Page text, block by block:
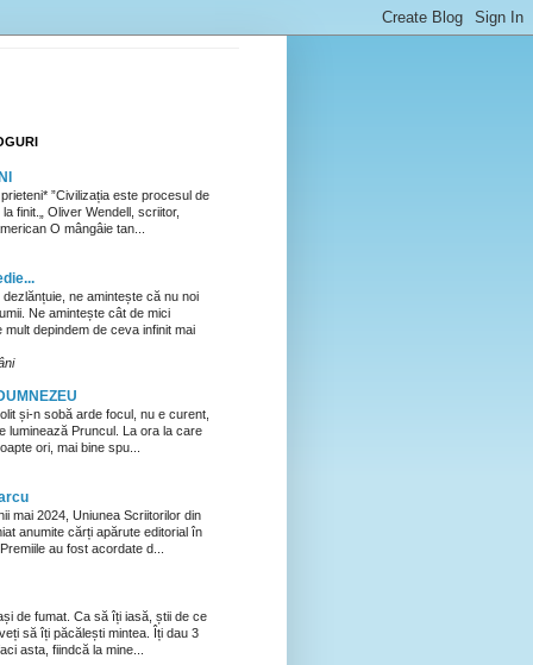
”Civilizația este procesul de
finit.„ Oliver Wendell, scriitor,
O mângâie tan...
ne amintește că nu noi
Ne amintește cât de mici
mult depindem de ceva infinit mai
și-n sobă arde focul, nu e curent,
luminează Pruncul. La ora la care
ori, mai bine spu...
mai 2024, Uniunea Scriitorilor din
anumite cărți apărute editorial în
au fost acordate d...
de fumat. Ca să îți iasă, știi de ce
să îți păcălești mintea. Îți dau 3
asta, fiindcă la mine...